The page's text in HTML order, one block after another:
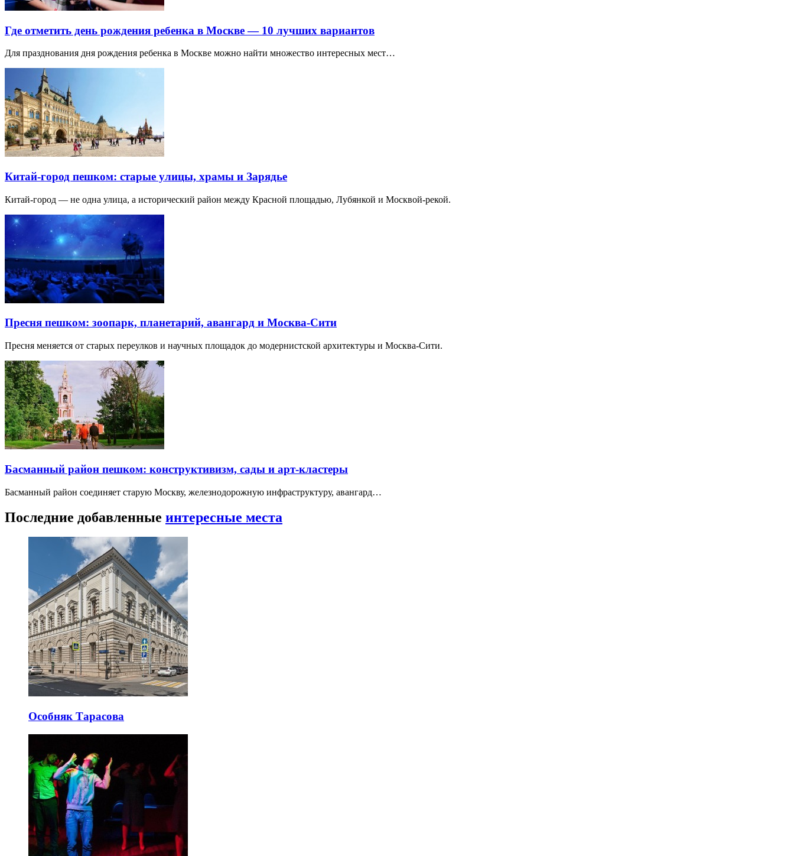
Где отметить день рождения ребенка в Москве — 10 лучших вариантов
Для празднования дня рождения ребенка в Москве можно найти множество интересных мест…
Китай-город пешком: старые улицы, храмы и Зарядье
Китай-город — не одна улица, а исторический район между Красной площадью, Лубянкой и Москвой-рекой.
Пресня пешком: зоопарк, планетарий, авангард и Москва-Сити
Пресня меняется от старых переулков и научных площадок до модернистской архитектуры и Москва-Сити.
Басманный район пешком: конструктивизм, сады и арт-кластеры
Басманный район соединяет старую Москву, железнодорожную инфраструктуру, авангард…
Последние добавленные интересные места
Особняк Тарасова